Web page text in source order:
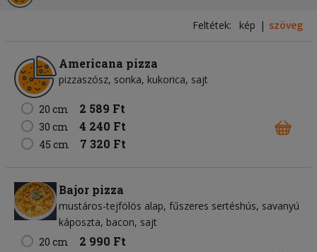
Feltétek: kép szöveg
Americana pizza
pizzaszósz sonka kukorica sajt
20 cm 2 589 Ft
30 cm 4 240 Ft
45 cm 7 320 Ft
Bajor pizza
mustáros-tejfölös alap fűszeres sertéshús savanyú
káposzta bacon sajt
20 cm
2 990 Ft